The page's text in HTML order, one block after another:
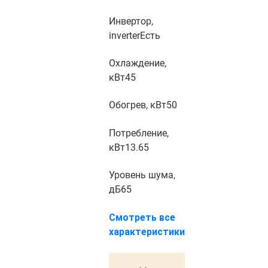
Инвертор,
inverterЕсть
Охлаждение,
кВт45
Обогрев, кВт50
Потребление,
кВт13.65
Уровень шума,
дБ65
Смотреть все
характеристики